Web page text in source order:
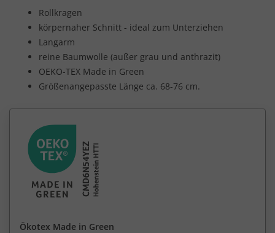
Rollkragen
körpernaher Schnitt - ideal zum Unterziehen
Langarm
reine Baumwolle (außer grau und anthrazit)
OEKO-TEX Made in Green
Größenangepasste Länge ca. 68-76 cm.
Ökotex Made in Green